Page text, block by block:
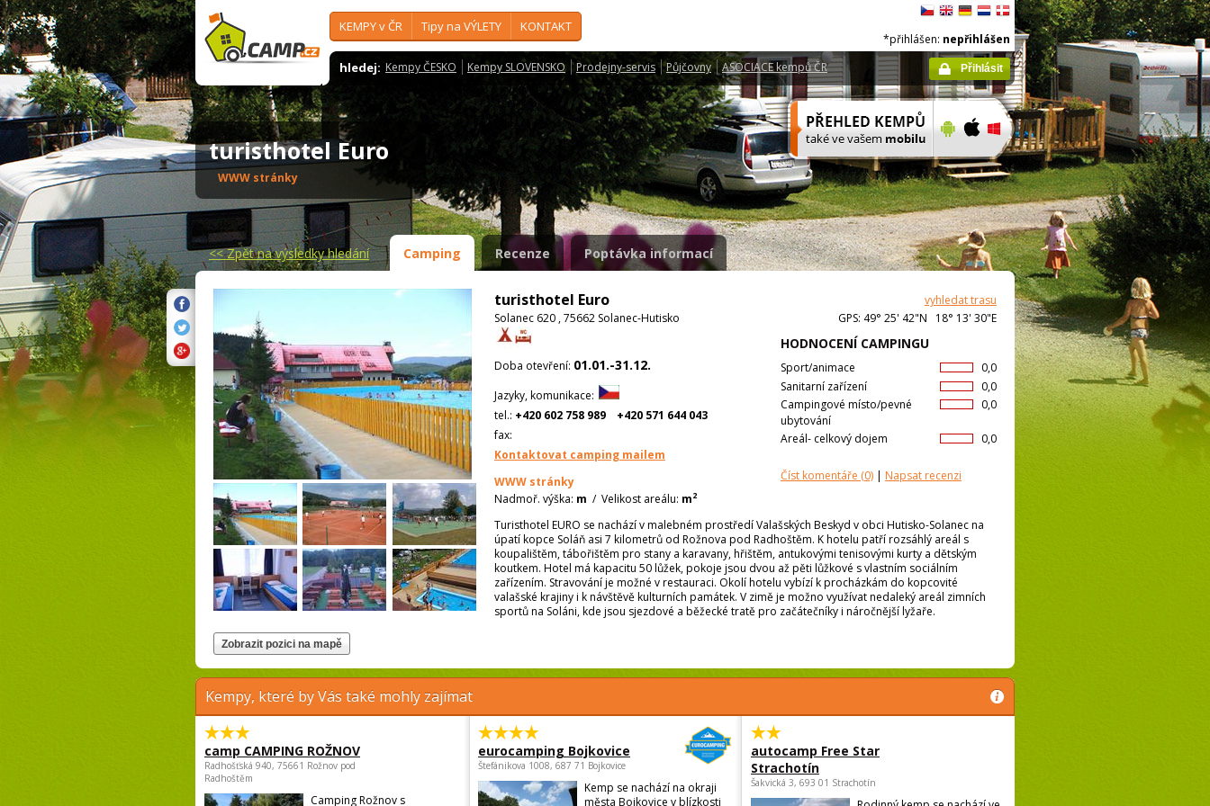
KEMPY v ČR Tipy na VÝLETY KONTAKT
hledej: Kempy ČESKO Kempy SLOVENSKO Prodejny-servis Půjčovny ASOCIACE kempů ČR
*přihlášen: nepřihlášen
Přihlásit
turisthotel Euro
WWW stránky
<<Zpět na výsledky hledání Camping Recenze Poptávka informací
turisthotel Euro
vyhledat trasu
Solanec 620 , 75662 Solanec-Hutisko
GPS: 49° 25' 42"N 18° 13' 30"E
HODNOCENÍ CAMPINGU
0,0
Sport/animace
0,0
Sanitarní zařízení
0,0
Campingové místo/pevné
ubytování
0,0
Areál- celkový dojem
Číst komentáře (0) | Napsat recenzi
Doba otevření: 01.01.-31.12.
Jazyky, komunikace:
tel.: +420 602 758 989
+420 571 644 043
fax:
Kontaktovat camping mailem
WWW stránky
Nadmoř. výška: m / Velikost areálu: m2
Turisthotel EURO se nachází v malebném prostředí Valašských Beskyd v obci Hutisko-Solanec na
úpatí kopce Soláň asi 7 kilometrů od Rožnova pod Radhoštěm. K hotelu patří rozsáhlý areál s
koupalištěm, tábořištěm pro stany a karavany, hřištěm, antukovými tenisovými kurty a dětským
koutkem. Hotel má kapacitu 50 lůžek, pokoje jsou dvou až pěti lůžkové s vlastním sociálním
zařízením. Stravování je možné v restauraci. Okolí hotelu vybízí k procházkám do kopcovité
valašské krajiny i k návštěvě kulturních památek. V zimě je možno využívat nedaleký areál zimních
sportů na Soláni, kde jsou sjezdové a běžecké tratě pro začátečníky i náročnější lyžaře.
Kempy, které by Vás také mohly zajímat
camp CAMPING ROŽNOV
Radhošťská 940, 75661 Rožnov pod
Radhoštěm
Camping Rožnov s
eurocamping Bojkovice
Štefánikova 1008, 687 71 Bojkovice
Kemp se nachází na okraji
města Bojkovice v blízkosti
autocamp Free Star
Strachotín
Šakvická 3, 693 01 Strachotín